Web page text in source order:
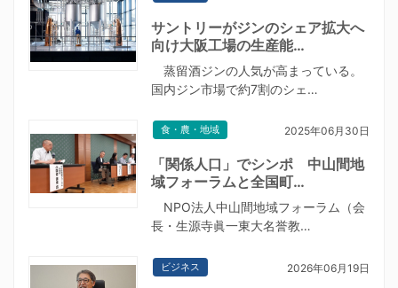
サントリーがジンのシェア拡大へ
向け大阪工場の生産能…
蒸留酒ジンの人気が高まっている。
国内ジン市場で約7割のシェ…
食・農・地域 2025年06月30日
「関係人口」でシンポ 中山間地
域フォーラムと全国町…
NPO法人中山間地域フォーラム（会
長・生源寺眞一東大名誉教…
ビジネス 2026年06月19日